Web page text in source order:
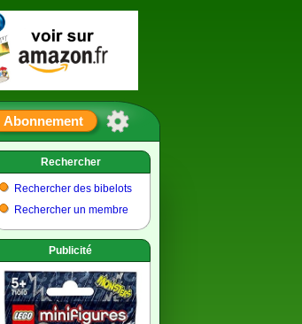
Abonnement
Rechercher
Rechercher des bibelots
Rechercher un membre
Publicité